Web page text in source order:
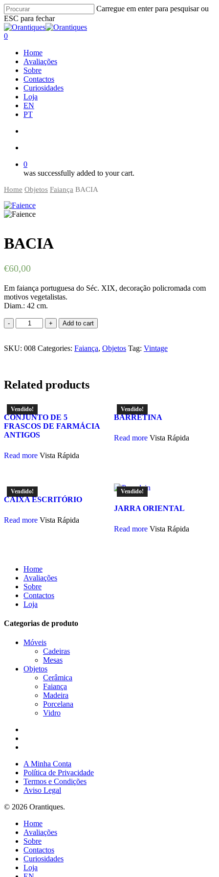
Skip
to
main
content
Carregue em enter para pesquisar ou
ESC para fechar
Close
Search
search
account
0
Home
Avaliações
Sobre
Contactos
Curiosidades
Loja
EN
PT
0
was successfully added to your cart.
Home Objetos Faiança BACIA
BACIA
€60,00
Em faiança portuguesa do Séc. XIX, decoração policromada com
motivos vegetalistas.
Diam.: 42 cm.
BACIA
quantity
Add to cart
SKU: 008 Categories: Faiança, Objetos Tag: Vintage
Related products
Vendido!
CONJUNTO DE 5
FRASCOS DE FARMÁCIA
ANTIGOS
Read more Vista Rápida
Vendido!
BARRETINA
Read more Vista Rápida
Vendido!
CAIXA ESCRITÓRIO
Read more Vista Rápida
Vendido!
JARRA ORIENTAL
Read more Vista Rápida
Home
Avaliações
Sobre
Contactos
Loja
Categorias de produto
Móveis
Cadeiras
Mesas
Objetos
Cerâmica
Faiança
Madeira
Porcelana
Vidro
A Minha Conta
Política de Privacidade
Termos e Condições
Aviso Legal
© 2026 Orantiques.
Close
Menu
Home
Avaliações
Sobre
Contactos
Curiosidades
Loja